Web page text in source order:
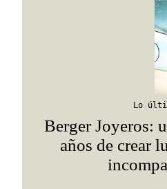
Lo
Berger Joyeros:
años de crear